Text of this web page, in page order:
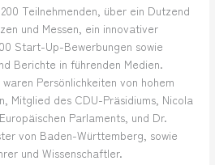
Teilnehmenden, über ein Dutzend
und Messen, ein innovativer
Start-Up-Bewerbungen sowie
Berichte in führenden Medien.
Persönlichkeiten von hohem
Mitglied des CDU-Präsidiums, Nicola
Parlaments, und Dr.
von Baden-Württemberg, sowie
und Wissenschaftler.